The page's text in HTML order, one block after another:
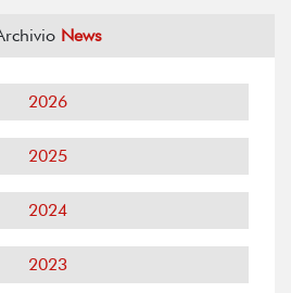
News
2026
2025
2024
2023